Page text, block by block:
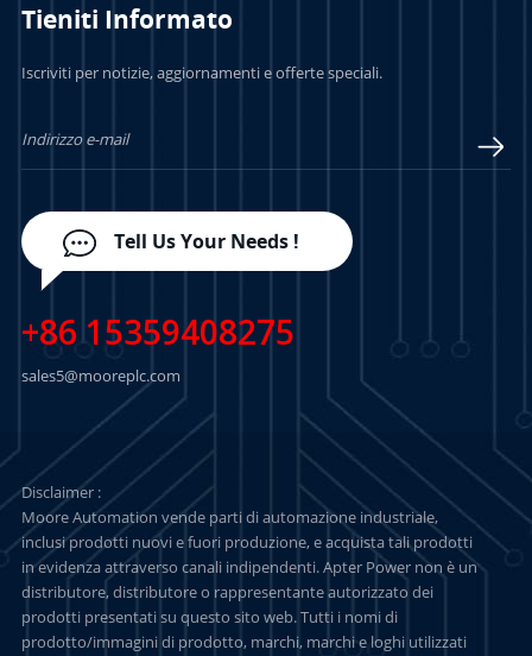
Tieniti Informato
Iscriviti per notizie, aggiornamenti e offerte speciali.
Tell Us Your Needs !
+86 15359408275
sales5@mooreplc.com
Disclaimer :
Moore Automation vende parti di automazione industriale,
inclusi prodotti nuovi e fuori produzione, e acquista tali prodotti
in evidenza attraverso canali indipendenti. Apter Power non è un
distributore, distributore o rappresentante autorizzato dei
prodotti presentati su questo sito web. Tutti i nomi di
prodotto/immagini di prodotto, marchi, marchi e loghi utilizzati